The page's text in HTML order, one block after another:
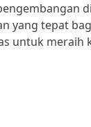
yang tepat
untuk meraih